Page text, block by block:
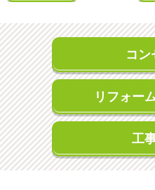
コン
リフォー
工